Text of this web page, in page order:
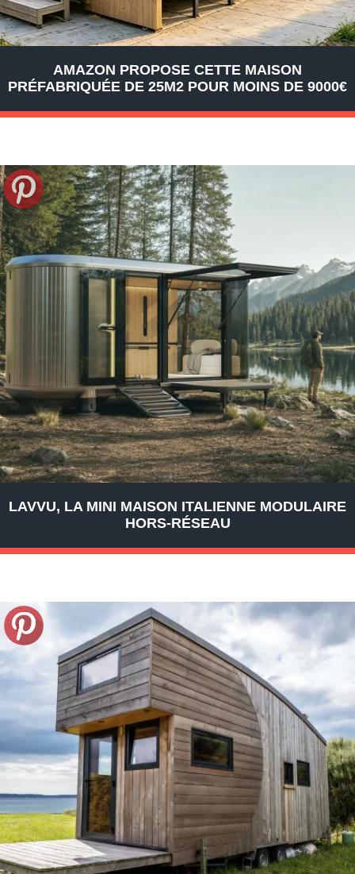
AMAZON PROPOSE CETTE MAISON
PRÉFABRIQUÉE DE 25M2 POUR MOINS DE 9000€
LAVVU, LA MINI MAISON ITALIENNE MODULAIRE
HORS-RÉSEAU